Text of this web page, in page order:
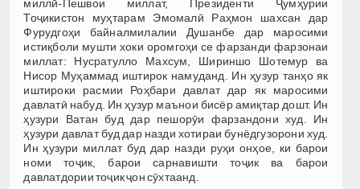
миллӣ-Пешвои миллат, Президенти Ҷумҳурии
Тоҷикистон муҳтарам Эмомалӣ Раҳмон шахсан дар
Фурудгоҳи байналмилалии Душанбе дар маросими
истиқболи мушти хоки оромгоҳи се фарзанди фарзонаи
миллат: Нусратулло Махсум, Шириншо Шотемур ва
Нисор Муҳаммад иштирок намуданд. Ин ҳузур танҳо як
иштироки расмии Роҳбари давлат дар як маросими
давлатӣ набуд. Ин ҳузур маънои бисёр амиқтар дошт. Ин
ҳузури Ватан буд дар пешорӯи фарзандони худ. Ин
ҳузури давлат буд дар назди хотираи бунёдгузорони худ.
Ин ҳузури миллат буд дар назди руҳи онҳое, ки барои
номи тоҷик, барои сарнавишти тоҷик ва барои
давлатдории тоҷик ҷон сӯхтаанд.